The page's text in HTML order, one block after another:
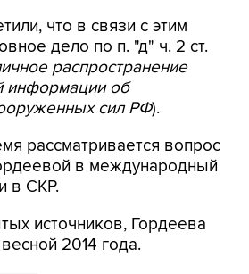
что в связи с этим
дело по п. "д" ч. 2 ст.
распространение
информации об
сил РФ).
рассматривается вопрос
в международный
в СКР.
источников, Гордеева
2014 года.